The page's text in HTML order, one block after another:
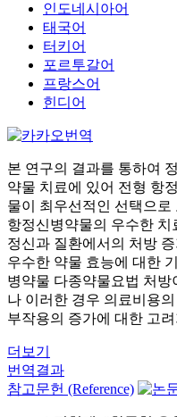
인도네시아어
태국어
터키어
포르투갈어
프랑스어
힌디어
본 연구의 결과를 통하여
약물 치료에 있어 전형 항
물이 최우선적인 선택으
항정신병약물의 우수한 치
정신과 질환에서의 처방
우수한 약물 효능에 대한
병약물 다종약물요법 처방
나 이러한 경우 의료비용
부작용의 증가에 대한 고
더보기
번역결과
참고문헌 (Reference)